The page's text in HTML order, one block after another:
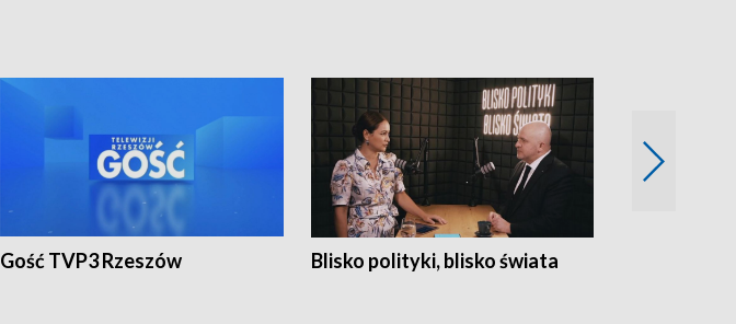
Gość TVP3 Rzeszów Blisko polityki, blisko świata